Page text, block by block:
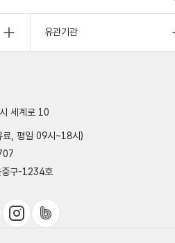
유관기관
세계로 10
, 평일 09시~18시)
구-1234호